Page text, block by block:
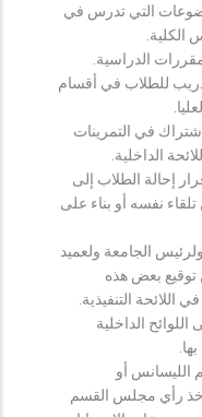
التي تدرس في
الكلية.
الدراسية.
للطلاب في أقسام
في التمرينات
الداخلية.
إحالة الطلاب إلى
نفسه أو بناء على
الجامعة ولعميد
توقيع بعض هذه
اللائحة التنفيذية.
اللوائح الداخلية
الليسانس أو
رأي مجلس القسم